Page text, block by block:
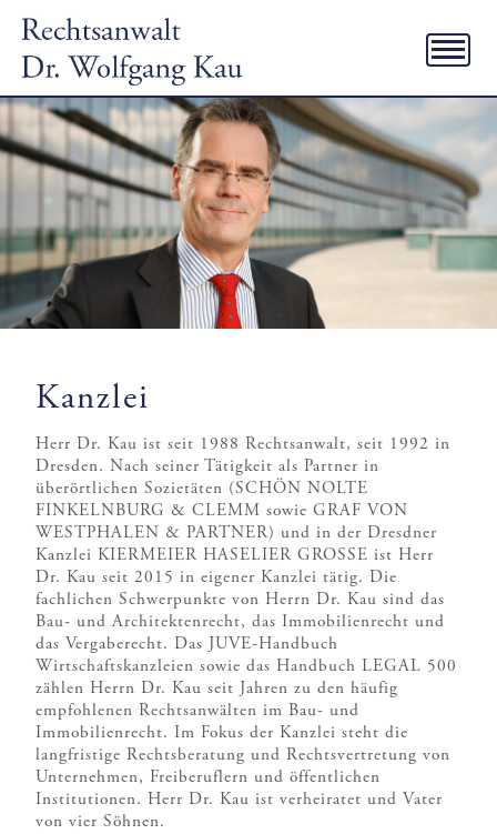
Kanzlei
Herr Dr. Kau ist seit 1988 Rechtsanwalt, seit 1992 in
Dresden. Nach seiner Tätigkeit als Partner in
überörtlichen Sozietäten (SCHÖN NOLTE
FINKELNBURG & CLEMM sowie GRAF VON
WESTPHALEN & PARTNER) und in der Dresdner
Kanzlei KIERMEIER HASELIER GROSSE ist Herr
Dr. Kau seit 2015 in eigener Kanzlei tätig. Die
fachlichen Schwerpunkte von Herrn Dr. Kau sind das
Bau- und Architektenrecht, das Immobilienrecht und
das Vergaberecht. Das JUVE-Handbuch
Wirtschaftskanzleien sowie das Handbuch LEGAL 500
zählen Herrn Dr. Kau seit Jahren zu den häufig
empfohlenen Rechtsanwälten im Bau- und
Immobilienrecht. Im Fokus der Kanzlei steht die
langfristige Rechtsberatung und Rechtsvertretung von
Unternehmen, Freiberuflern und öffentlichen
Institutionen. Herr Dr. Kau ist verheiratet und Vater
von vier Söhnen.